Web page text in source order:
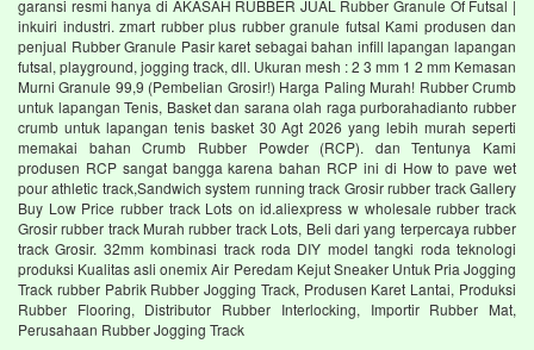
garansi resmi hanya di AKASAH RUBBER JUAL Rubber Granule Of Futsal |
inkuiri industri. zmart rubber plus rubber granule futsal Kami produsen dan
penjual Rubber Granule Pasir karet sebagai bahan infill lapangan lapangan
futsal, playground, jogging track, dll. Ukuran mesh : 2 3 mm 1 2 mm Kemasan
Murni Granule 99,9 (Pembelian Grosir!) Harga Paling Murah! Rubber Crumb
untuk lapangan Tenis, Basket dan sarana olah raga purborahadianto rubber
crumb untuk lapangan tenis basket 30 Agt 2026 yang lebih murah seperti
memakai bahan Crumb Rubber Powder (RCP). dan Tentunya Kami
produsen RCP sangat bangga karena bahan RCP ini di How to pave wet
pour athletic track,Sandwich system running track Grosir rubber track Gallery
Buy Low Price rubber track Lots on id.aliexpress w wholesale rubber track
Grosir rubber track Murah rubber track Lots, Beli dari yang terpercaya rubber
track Grosir. 32mm kombinasi track roda DIY model tangki roda teknologi
produksi Kualitas asli onemix Air Peredam Kejut Sneaker Untuk Pria Jogging
Track rubber Pabrik Rubber Jogging Track, Produsen Karet Lantai, Produksi
Rubber Flooring, Distributor Rubber Interlocking, Importir Rubber Mat,
Perusahaan Rubber Jogging Track